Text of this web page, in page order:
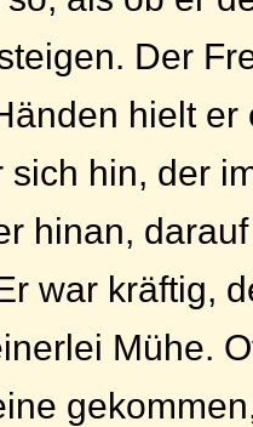
Der
hielt er
sich hin, der
hinan,
war kräftig,
Mühe.